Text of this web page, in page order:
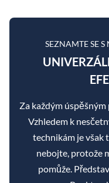
SEZNAMTE SE
Za každým
Vzhledem k
technikám je však
nebojte, protože
pomůže.